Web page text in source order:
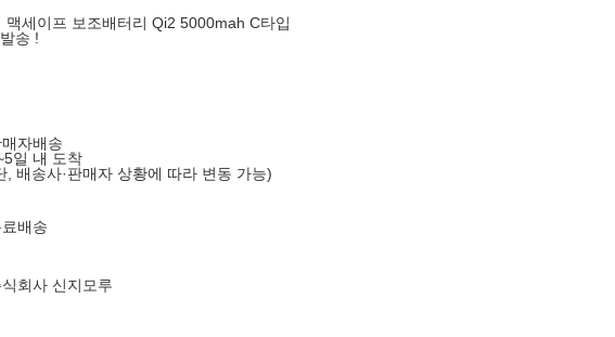
맥세이프 보조배터리 Qi2 5000mah C타입
송 !
매자배송
일 내 도착
, 배송사·판매자 상황에 따라 변동 가능)
배송
식회사 신지모루